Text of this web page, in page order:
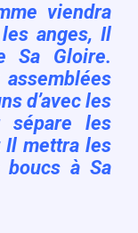
viendra
anges, Il
Sa Gloire.
d’avec les
sépare les
Il mettra les
à Sa